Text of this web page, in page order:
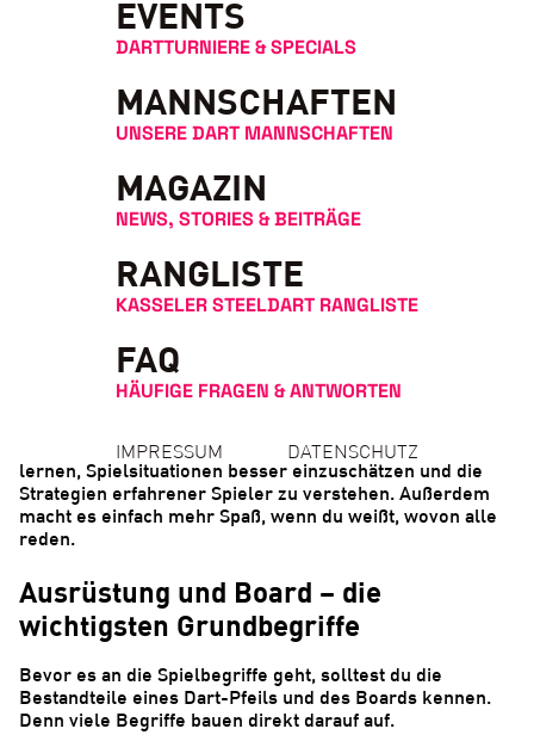
EVENTS
DARTTURNIERE & SPECIALS
MANNSCHAFTEN
UNSERE DART MANNSCHAFTEN
MAGAZIN
NEWS, STORIES & BEITRÄGE
RANGLISTE
KASSELER STEELDART RANGLISTE
FAQ
HÄUFIGE FRAGEN & ANTWORTEN
IMPRESSUM DATENSCHUTZ
kompakt und praxisnah. Von den Grundlagen der
Ausrüstung über Spielvarianten bis hin zu
Turniervokabular findest du hier alles, was du wissen
dabei bist – ein solides Vokabular hilft dir, schneller zu
lernen, Spielsituationen besser einzuschätzen und die
Strategien erfahrener Spieler zu verstehen. Außerdem
macht es einfach mehr Spaß, wenn du weißt, wovon alle
reden.
Ausrüstung und Board – die
wichtigsten Grundbegriffe
Bevor es an die Spielbegriffe geht, solltest du die
Bestandteile eines Dart-Pfeils und des Boards kennen.
Denn viele Begriffe bauen direkt darauf auf.